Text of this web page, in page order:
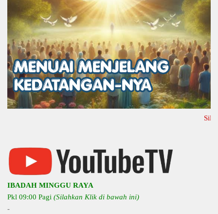
Silahkan
IBADAH MINGGU RAYA
Pkl 09:00 Pagi (Silahkan Klik di bawah ini)
-